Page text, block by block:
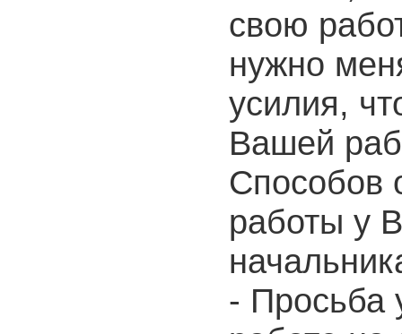
свою
нужно
усилия,
Вашей
Способов
работы у
- Просьба